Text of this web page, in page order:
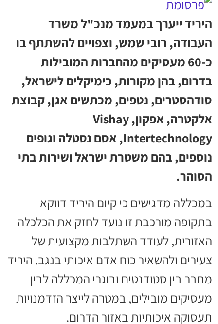
היריד ייערך במעמד מנכ"ל משרד
העבודה, רובי שמש, וצפויים להשתתף בו
כ-60 מעסיקים מהחברות המובילות
בדרום, בהן מקורות, כימיקלים לישראל,
סודהסטרים, נטפים, מכתשים אגן, קבוצת
אלקטרה, אפקון, Vishay
Intertechnology, אסם נסטלה וגופים
נוספים, בהם משטרת ישראל ושירות בתי
הסוהר.
במכללה מדגישים כי קיום היריד דווקא
בתקופה מורכבת זו נועד לחזק את הכלכלה
האזורית, לעודד השתלבות מקצועית של
צעירים ולהשאיר כוח אדם איכותי בנגב. היריד
מחבר בין סטודנטים ובוגרי המכללה לבין
מעסיקים מובילים, במטרה לייצר הזדמנויות
תעסוקה איכותיות באזור הדרום.